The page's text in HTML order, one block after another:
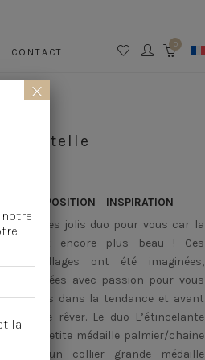
CONTACT
0
COMPOSITION
INSPIRATION
des jolis duo pour vous car la
c’est encore plus beau ! Ces
aux feuillages ont été imaginées,
fabriquées avec passion pour vous
colliers dans la tendance et avant
faire rêver. Le duo L’étincelante
collier petite médaille palmier/chaine
et un collier grande médaille
la
×